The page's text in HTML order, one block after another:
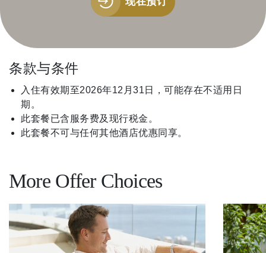
条款与条件
入住有效期至2026年12月31日，可能存在不适用日
期。
此套餐已含服务费及现行税金。
此套餐不可与任何其他酒店优惠同享。
More Offer Choices